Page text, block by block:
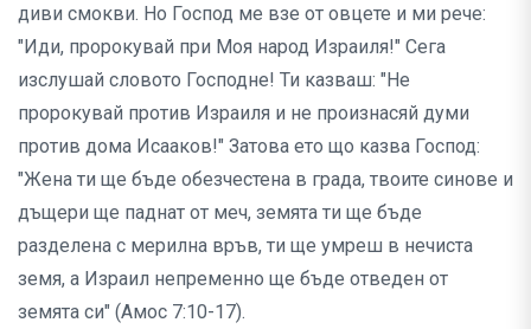
диви смокви. Но Господ ме взе от овцете и ми рече:
"Иди, пророкувай при Моя народ Израиля!" Сега
изслушай словото Господне! Ти казваш: "Не
пророкувай против Израиля и не произнасяй думи
против дома Исааков!" Затова ето що казва Господ:
"Жена ти ще бъде обезчестена в града, твоите синове и
дъщери ще паднат от меч, земята ти ще бъде
разделена с мерилна връв, ти ще умреш в нечиста
земя, а Израил непременно ще бъде отведен от
земята си" (Амос 7:10-17).